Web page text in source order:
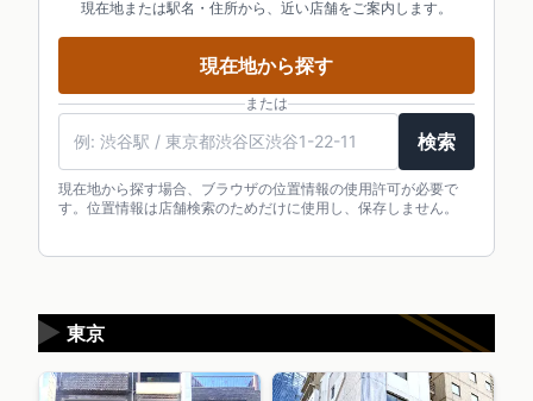
現在地または駅名・住所から、近い店舗をご案内します。
現在地から探す
または
検索
現在地から探す場合、ブラウザの位置情報の使用許可が必要で
す。位置情報は店舗検索のためだけに使用し、保存しません。
東京
▶